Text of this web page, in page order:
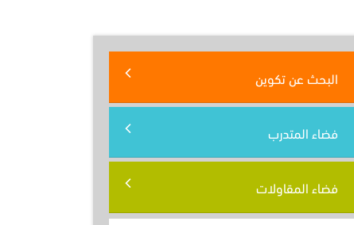
البحث عن تكوين
فضاء المتدرب
فضاء المقاولات